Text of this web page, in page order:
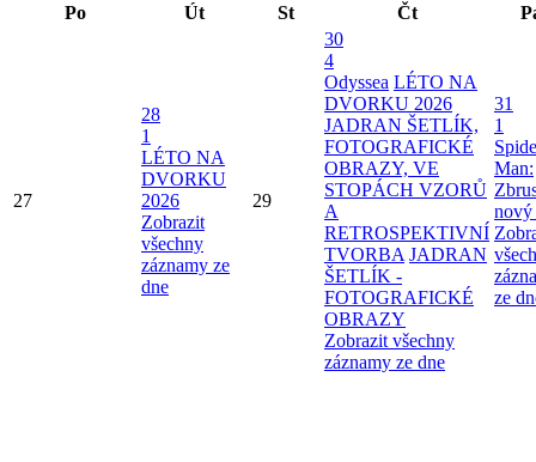
Po
Út St Čt
27
28
1
LÉTO NA
DVORKU
2026
Zobrazit
všechny
záznamy ze
dne
29
30
4
Odyssea LÉTO NA
DVORKU 2026
JADRAN ŠETLÍK,
FOTOGRAFICKÉ
OBRAZY, VE
STOPÁCH VZORŮ
A
RETROSPEKTIVNÍ
TVORBA JADRAN
ŠETLÍK -
FOTOGRAFICKÉ
OBRAZY
Zobrazit všechny
záznamy ze dne
31
1
Man:
nový
ze